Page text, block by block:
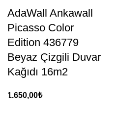
AdaWall Ankawall
Picasso Color
Edition 436779
Beyaz Çizgili Duvar
Kağıdı 16m2
1.650,00₺